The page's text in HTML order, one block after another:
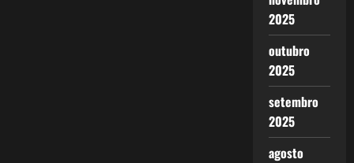
2025
outubro
2025
setembro
2025
agosto